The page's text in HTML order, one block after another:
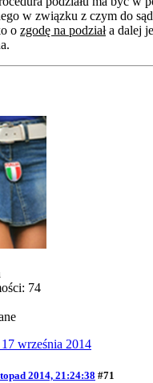
w związku z czym do
o zgodę na podziała dalej
74
września 2014
2014, 21:24:38 #71